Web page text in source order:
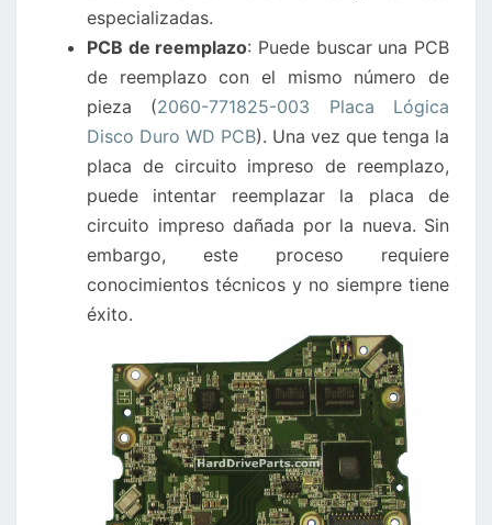
especializadas.
PCB de reemplazo: Puede buscar una PCB
de reemplazo con el mismo número de
pieza (2060-771825-003 Placa Lógica
Disco Duro WD PCB). Una vez que tenga la
placa de circuito impreso de reemplazo,
puede intentar reemplazar la placa de
circuito impreso dañada por la nueva. Sin
embargo, este proceso requiere
conocimientos técnicos y no siempre tiene
éxito.